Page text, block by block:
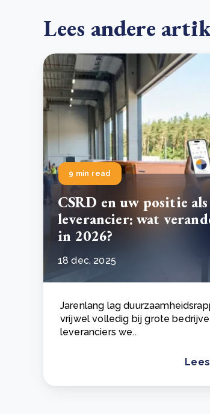
Lees andere
9 min read
CSRD en uw positie als
leverancier: wat
in 2026?
18 dec, 2025
Jarenlang lag
vrijwel volledig bij grote
leveranciers we..